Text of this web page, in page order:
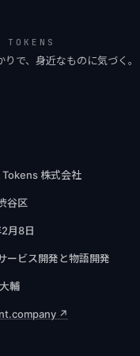
りで、身近なものに気づく。
Tokens 株式会社
谷区
月8日
ービス開発と物語開発
輔
↗